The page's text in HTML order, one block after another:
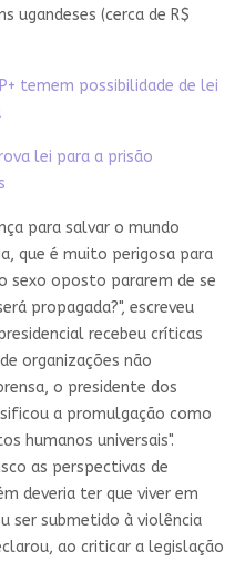
ugandeses (cerca de R$
temem possibilidade de lei
lei para a prisão
para salvar o mundo
que é muito perigosa para
sexo oposto pararem de se
propagada?", escreveu
recebeu críticas
organizações não
o presidente dos
a promulgação como
humanos universais".
as perspectivas de
deveria ter que viver em
ser submetido à violência
ao criticar a legislação